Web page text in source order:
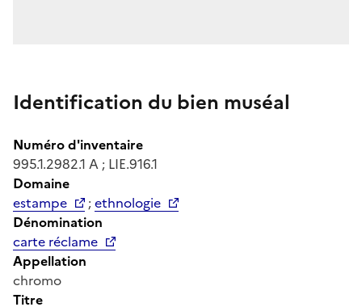
Identification du bien muséal
Numéro d'inventaire
995.1.2982.1 A ; LIE.916.1
Domaine
estampe
;ethnologie
Dénomination
carte réclame
Appellation
chromo
Titre